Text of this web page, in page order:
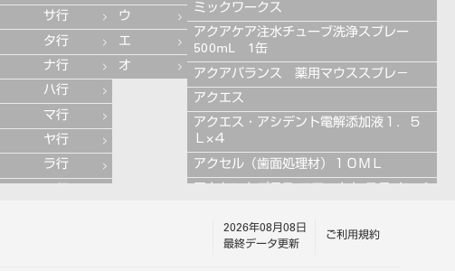
サ行
タ行
ナ行
ハ行
マ行
ヤ行
ラ行
ウ
エ
オ
ミックワークス
アクアケア注水チューブ洗浄スプレー
500mL 1缶
アクアバランス 薬用マウススプレ－
アクエス
アクエス・アシデント電解添加液１．５
Ｌ×４
アクセル（歯面処理材）１０ＭＬ
アクセントプラス エフェクト ステインペ
ースト 4g ES13 グレー
2026年08月08日
最終データ更新
ご利用規約